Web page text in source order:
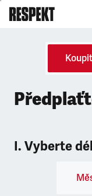
I. Vyberte